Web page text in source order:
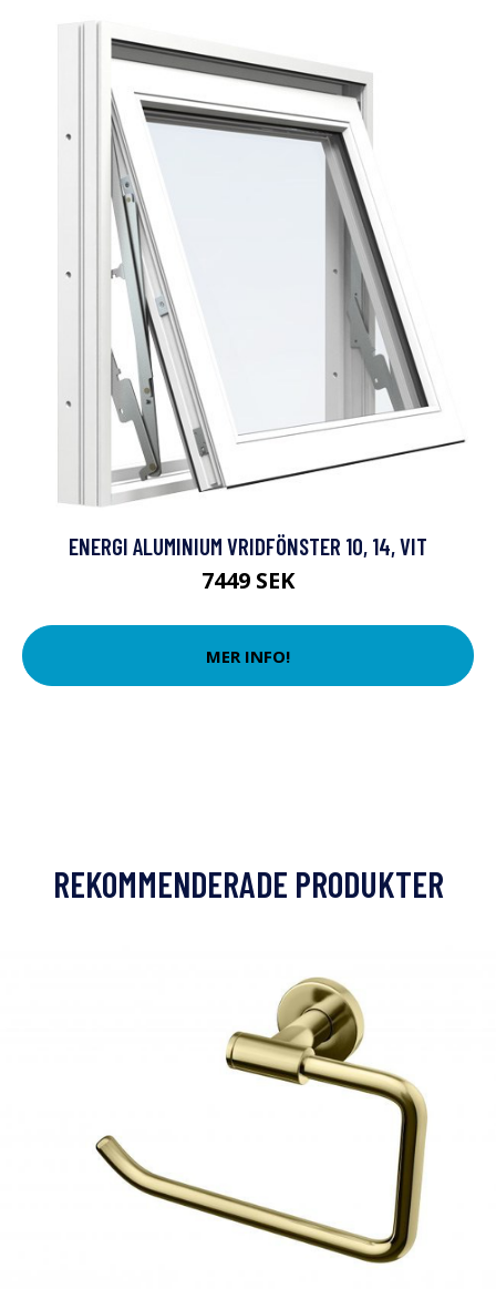
ENERGI ALUMINIUM VRIDFÖNSTER 10, 14, VIT
7449 SEK
MER INFO!
REKOMMENDERADE PRODUKTER